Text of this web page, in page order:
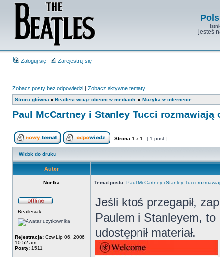
jesteś
Zaloguj się Zarejestruj się
Zobacz posty bez odpowiedzi | Zobacz aktywne tematy
Strona główna » Beatlesi wciąż obecni w mediach. » Muzyka w internecie.
Paul McCartney i Stanley Tucci rozmawiają
Strona 1 z 1 [ 1 post ]
Widok do druku
Autor
Noelka Temat postu: Paul McCartney i Stanley Tucci
Beatlesiak
Rejestracja: Czw Lip 06, 2006
10:52 am
Posty: 1511
Jeśli ktoś przegapił,
Paulem i Stanleyem, to
udostępnił materiał.